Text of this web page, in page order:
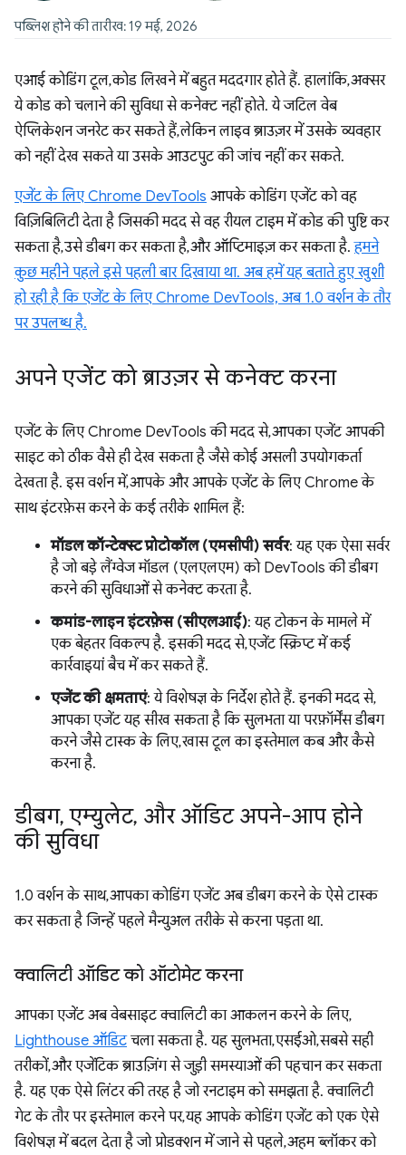
पब्लिश होने की तारीख: 19 मई, 2026
एआई कोडिंग टूल, कोड लिखने में बहुत मददगार होते हैं. हालांकि, अक्सर
ये कोड को चलाने की सुविधा से कनेक्ट नहीं होते. ये जटिल वेब
ऐप्लिकेशन जनरेट कर सकते हैं, लेकिन लाइव ब्राउज़र में उसके व्यवहार
को नहीं देख सकते या उसके आउटपुट की जांच नहीं कर सकते.
एजेंट के लिए Chrome DevTools आपके कोडिंग एजेंट को वह
विज़िबिलिटी देता है जिसकी मदद से वह रीयल टाइम में कोड की पुष्टि कर
सकता है, उसे डीबग कर सकता है, और ऑप्टिमाइज़ कर सकता है.हमने
कुछ महीने पहले इसे पहली बार दिखाया था. अब हमें यह बताते हुए खुशी
हो रही है कि एजेंट के लिए Chrome DevTools, अब 1.0 वर्शन के तौर
पर उपलब्ध है.
अपने एजेंट को ब्राउज़र से कनेक्ट करना
एजेंट के लिए Chrome DevTools की मदद से, आपका एजेंट आपकी
साइट को ठीक वैसे ही देख सकता है जैसे कोई असली उपयोगकर्ता
देखता है. इस वर्शन में, आपके और आपके एजेंट के लिए Chrome के
साथ इंटरफ़ेस करने के कई तरीके शामिल हैं:
मॉडल कॉन्टेक्स्ट प्रोटोकॉल (एमसीपी) सर्वर: यह एक ऐसा सर्वर
है जो बड़े लैंग्वेज मॉडल (एलएलएम) को DevTools की डीबग
करने की सुविधाओं से कनेक्ट करता है.
कमांड-लाइन इंटरफ़ेस (सीएलआई): यह टोकन के मामले में
एक बेहतर विकल्प है. इसकी मदद से, एजेंट स्क्रिप्ट में कई
कार्रवाइयां बैच में कर सकते हैं.
एजेंट की क्षमताएं: ये विशेषज्ञ के निर्देश होते हैं. इनकी मदद से,
आपका एजेंट यह सीख सकता है कि सुलभता या परफ़ॉर्मेंस डीबग
करने जैसे टास्क के लिए, खास टूल का इस्तेमाल कब और कैसे
करना है.
डीबग, एम्युलेट, और ऑडिट अपने-आप होने
की सुविधा
1.0 वर्शन के साथ, आपका कोडिंग एजेंट अब डीबग करने के ऐसे टास्क
कर सकता है जिन्हें पहले मैन्युअल तरीके से करना पड़ता था.
क्वालिटी ऑडिट को ऑटोमेट करना
आपका एजेंट अब वेबसाइट क्वालिटी का आकलन करने के लिए,
Lighthouse ऑडिटचला सकता है. यह सुलभता, एसईओ, सबसे सही
तरीकों, और एजेंटिक ब्राउज़िंग से जुड़ी समस्याओं की पहचान कर सकता
है. यह एक ऐसे लिंटर की तरह है जो रनटाइम को समझता है. क्वालिटी
गेट के तौर पर इस्तेमाल करने पर, यह आपके कोडिंग एजेंट को एक ऐसे
विशेषज्ञ में बदल देता है जो प्रोडक्शन में जाने से पहले, अहम ब्लॉकर को